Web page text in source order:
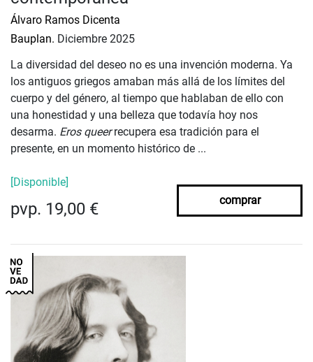
Álvaro Ramos Dicenta
Bauplan. Diciembre 2025
La diversidad del deseo no es una invención moderna. Ya
los antiguos griegos amaban más allá de los límites del
cuerpo y del género, al tiempo que hablaban de ello con
una honestidad y una belleza que todavía hoy nos
desarma. Eros queerrecupera esa tradición para el
presente, en un momento histórico de ...
[Disponible]
pvp. 19,00 € comprar